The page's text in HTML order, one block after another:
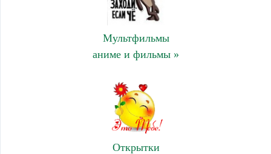
Мультфильмы
аниме и фильмы »
Открытки